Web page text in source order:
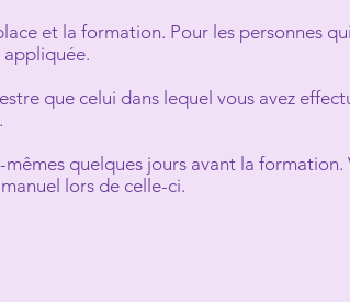
et la formation. Pour les personnes qui
appliquée.
que celui dans lequel vous avez
quelques jours avant la formation.
lors de celle-ci.